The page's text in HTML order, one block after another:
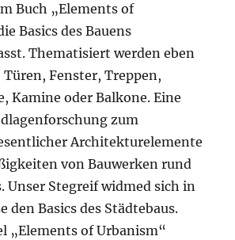
Buch „Elements of
Basics des Bauens
Thematisiert werden eben
Türen, Fenster, Treppen,
Kamine oder Balkone. Eine
zum
Architekturelemente
von Bauwerken rund
Unser Stegreif widmed sich in
den Basics des Städtebaus.
„Elements of Urbanism“